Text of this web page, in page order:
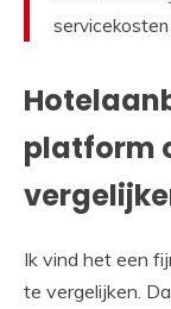
servicekosten
platform
Ik vind het een
te vergelijken.